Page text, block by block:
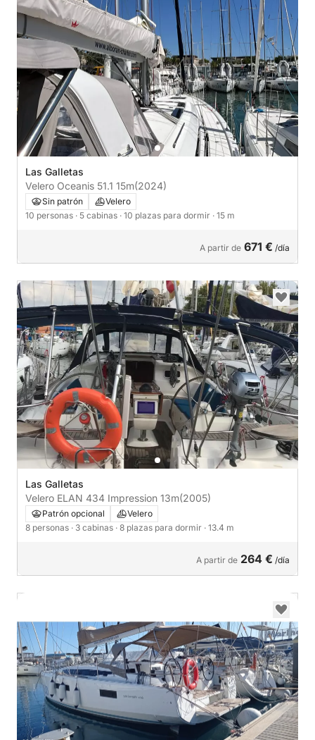
Las Galletas
Velero Oceanis 51.1 15m(2024)
Sin patrón
Velero
10 personas · 5 cabinas · 10 plazas para dormir · 15 m
A partir de 671 € /día
Las Galletas
Velero ELAN 434 Impression 13m(2005)
Patrón opcional
Velero
8 personas · 3 cabinas · 8 plazas para dormir · 13.4 m
A partir de 264 € /día